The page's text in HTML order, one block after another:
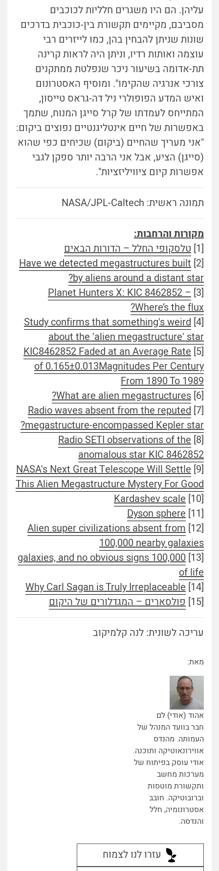
עליהן. הם היו משגרים חלליות לכוכבים
מסביבם, מקיימים תקשורת בין-כוכבית בדרכים
שונות שניתן להבחין בהן, כמו לייזרים רבי
עוצמה ואותות רדיו, וניתן היה לראות קרינה
תת-אדומה בשיעור ניכר שנפלטת ממתקנים
צורכי אנרגיה שהקימו". ומוסיף האסטרונום
ואיש המדע הפופולרי ניל דה-גראס טייסון,
המתייחס לעמדתו של קרל סייגן המנוח, שתמך
באפשרות של חיים אינטליגנטיים נפוצים ביקום:
"אני מעריך שהחיים (ביקום) שכיחים כפי שהוא
(סייגן) הציע, אבל אני הרבה יותר ספקן לגבי
אפשרות קיום ציוויליזציות".
תמונה ראשית: NASA/JPL-Caltech
מקורות והרחבות:
[1]
טלסקופי החלל – הדורות הבאים
[2]
Have we detected megastructures built
by aliens around a distant star?
[3]
Planet Hunters X: KIC 8462852 –
Where’s the flux?
[4]
Study confirms that something's weird
about the 'alien megastructure' star
[5]
KIC8462852 Faded at an Average Rate
of 0.165±0.013Magnitudes Per Century
From 1890 To 1989
[6]
What are alien megastructures?
[7]
Radio waves absent from the reputed
megastructure-encompassed Kepler star?
[8]
Radio SETI observations of the
anomalous star KIC 8462852
[9]
NASA's Next Great Telescope Will Settle
This Alien Megastructure Mystery For Good
[10]
Kardashev scale
[11]
Dyson sphere
[12]
Alien super civilizations absent from
100,000 nearby galaxies
[13]
100,000 galaxies, and no obvious signs
of life
[14]
Why Carl Sagan is Truly Irreplaceable
[15]
פולסארים – המגדלורים של היקום
עריכה לשונית: לנה קלמיקוב
מאת:
אהוד (אודי) לם
חבר בוועד המנהל של
העמותה. מהנדס
אווירונאוטיקה ותוכנה.
אודי עוסק בפיתוח של
מערכות מחשב
ותקשורת מוטסות
וברובוטיקה. חובב
אסטרונומיה, חלל
והנדסה.
עזרו לנו לצמוח